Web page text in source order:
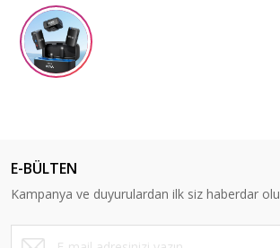
E-BÜLTEN
Kampanya ve duyurulardan ilk siz haberdar